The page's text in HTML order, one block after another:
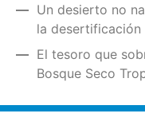
Un desierto no
la desertificación
El tesoro que
Bosque Seco